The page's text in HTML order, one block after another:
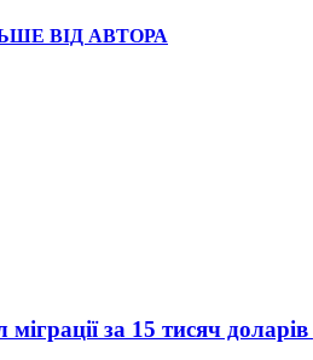
ВІД АВТОРА
за 15 тисяч